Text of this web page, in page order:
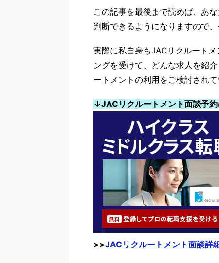
この記事を最後まで読めば、あ
判断できるようになりますので
実際に私自身もJACリクルート
ングを受けて、どんな求人を紹
ートメントの利用をご検討され
↓JACリクルートメント面談予約
>>JACリクルートメント面談詳